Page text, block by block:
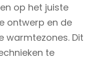
op het juiste
ontwerp en de
warmtezones. Dit
te